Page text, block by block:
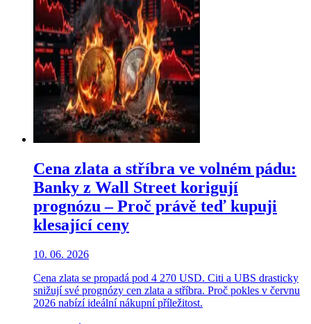
Cena zlata a stříbra ve volném pádu:
Banky z Wall Street korigují
prognózu – Proč právě teď kupuji
klesající ceny
10. 06. 2026
Cena zlata se propadá pod 4 270 USD. Citi a UBS drasticky
snižují své prognózy cen zlata a stříbra. Proč pokles v červnu
2026 nabízí ideální nákupní příležitost.